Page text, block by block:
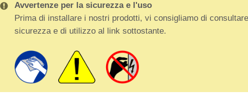
Avvertenze per la sicurezza e l'uso
Prima di installare i nostri prodotti, vi consigliamo di
sicurezza e di utilizzo al link sottostante.